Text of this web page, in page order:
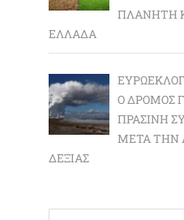
ΠΛΑΝΉΤΗ
ΕΛΛΆΔΑ
Ο ΔΡΌΜΟΣ
ΠΡΆΣΙΝΗ
ΜΕΤΆ ΤΗΝ
ΔΕΞΙΆΣ